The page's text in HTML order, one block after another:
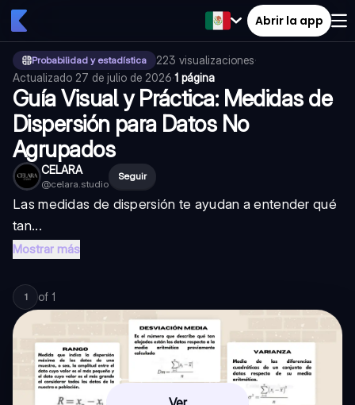
Abrir la app
Probabilidad y estadística 223 visualizaciones·
Actualizado 27 de julio de 2026·1 página
Guía Visual y Práctica: Medidas de
Dispersión para Datos No
Agrupados
CELARA
@celara.studio
Seguir
Las medidas de dispersión te ayudan a entender qué
tan...
Mostrar más
1 of 1